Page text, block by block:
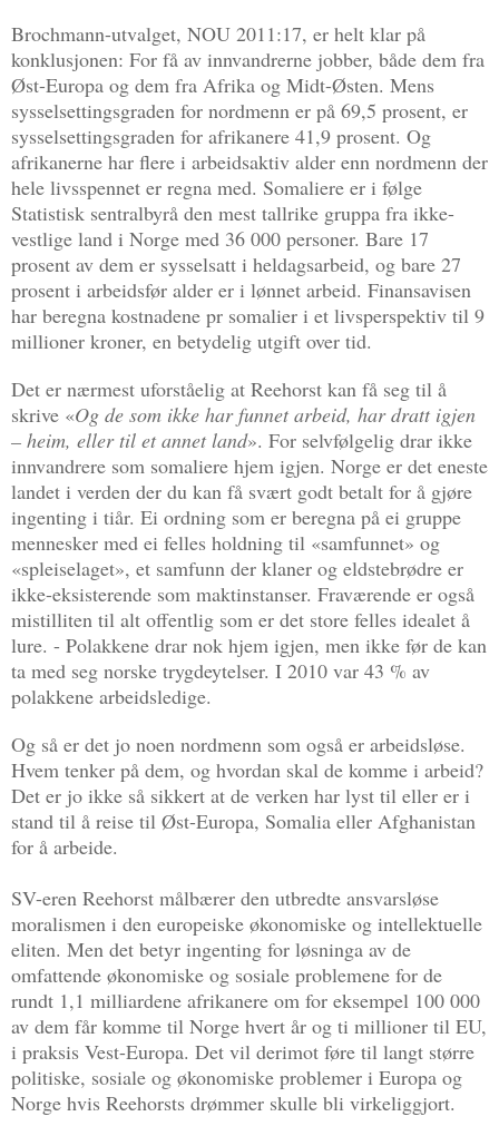
Brochmann-utvalget, NOU 2011:17, er helt klar på
konklusjonen: For få av innvandrerne jobber, både dem fra
Øst-Europa og dem fra Afrika og Midt-Østen. Mens
sysselsettingsgraden for nordmenn er på 69,5 prosent, er
sysselsettingsgraden for afrikanere 41,9 prosent. Og
afrikanerne har flere i arbeidsaktiv alder enn nordmenn der
hele livsspennet er regna med. Somaliere er i følge
Statistisk sentralbyrå den mest tallrike gruppa fra ikke-
vestlige land i Norge med 36 000 personer. Bare 17
prosent av dem er sysselsatt i heldagsarbeid, og bare 27
prosent i arbeidsfør alder er i lønnet arbeid. Finansavisen
har beregna kostnadene pr somalier i et livsperspektiv til 9
millioner kroner, en betydelig utgift over tid.
Det er nærmest uforståelig at Reehorst kan få seg til å
skrive «Og de som ikke har funnet arbeid, har dratt igjen
– heim, eller til et annet land». For selvfølgelig drar ikke
innvandrere som somaliere hjem igjen. Norge er det eneste
landet i verden der du kan få svært godt betalt for å gjøre
ingenting i tiår. Ei ordning som er beregna på ei gruppe
mennesker med ei felles holdning til «samfunnet» og
«spleiselaget», et samfunn der klaner og eldstebrødre er
ikke-eksisterende som maktinstanser. Fraværende er også
mistilliten til alt offentlig som er det store felles idealet å
lure. - Polakkene drar nok hjem igjen, men ikke før de kan
ta med seg norske trygdeytelser. I 2010 var 43 % av
polakkene arbeidsledige.
Og så er det jo noen nordmenn som også er arbeidsløse.
Hvem tenker på dem, og hvordan skal de komme i arbeid?
Det er jo ikke så sikkert at de verken har lyst til eller er i
stand til å reise til Øst-Europa, Somalia eller Afghanistan
for å arbeide.
SV-eren Reehorst målbærer den utbredte ansvarsløse
moralismen i den europeiske økonomiske og intellektuelle
eliten. Men det betyr ingenting for løsninga av de
omfattende økonomiske og sosiale problemene for de
rundt 1,1 milliardene afrikanere om for eksempel 100 000
av dem får komme til Norge hvert år og ti millioner til EU,
i praksis Vest-Europa. Det vil derimot føre til langt større
politiske, sosiale og økonomiske problemer i Europa og
Norge hvis Reehorsts drømmer skulle bli virkeliggjort.